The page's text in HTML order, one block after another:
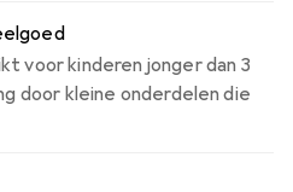
voor kinderen jonger dan 3
door kleine onderdelen die